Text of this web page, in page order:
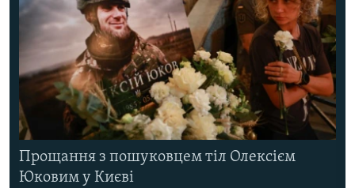
Прощання з пошуковцем тіл Олексієм
Юковим у Києві